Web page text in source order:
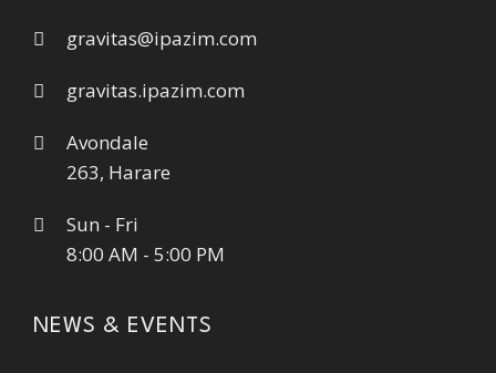
gravitas@ipazim.com
gravitas.ipazim.com
Avondale
263, Harare
Sun - Fri
8:00 AM - 5:00 PM
NEWS & EVENTS